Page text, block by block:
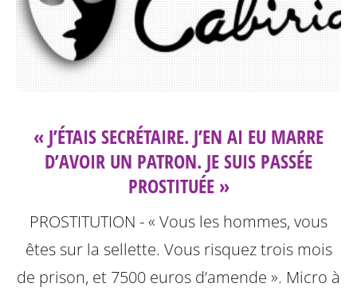
« J’ÉTAIS SECRÉTAIRE. J’EN AI EU MARRE
D’AVOIR UN PATRON. JE SUIS PASSÉE
PROSTITUÉE »
PROSTITUTION - « Vous les hommes, vous
êtes sur la sellette. Vous risquez trois mois
de prison, et 7500 euros d’amende ». Micro à